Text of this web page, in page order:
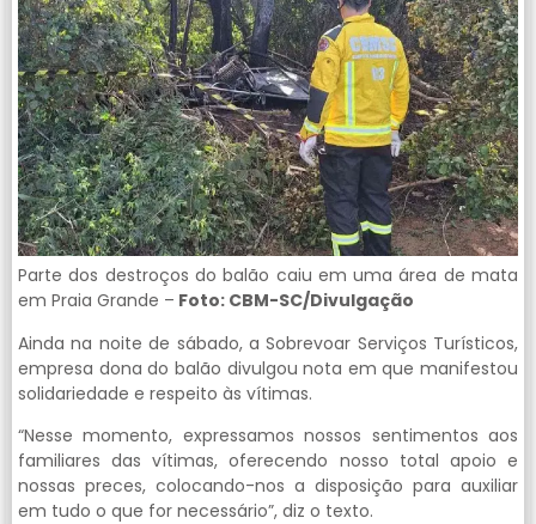
Parte dos destroços do balão caiu em uma área de mata
em Praia Grande – Foto: CBM-SC/Divulgação
Ainda na noite de sábado, a Sobrevoar Serviços Turísticos,
empresa dona do balão divulgou nota em que manifestou
solidariedade e respeito às vítimas.
“Nesse momento, expressamos nossos sentimentos aos
familiares das vítimas, oferecendo nosso total apoio e
nossas preces, colocando-nos a disposição para auxiliar
em tudo o que for necessário”, diz o texto.